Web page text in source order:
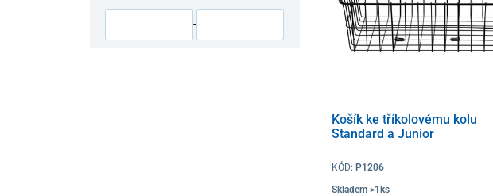
-
Košík ke tříkolovému kolu
Standard a Junior
KÓD:P1206
Skladem >1ks